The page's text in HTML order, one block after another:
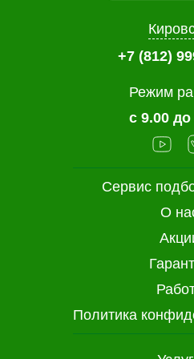
Сервис
О
Политика
+7 (812)
Режим
с 9.00 до